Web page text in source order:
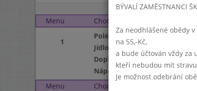
Menu
Chod
1
Polévka
Jídlo
Doplněk
Nápoj
Menu
Chod
BÝVALÍ ZAMĚSTNANCI
Za neodhlášené obědy
na 55,-Kč,
a bude účtován vždy za
kteří nebudou mít
Je možnost odebrání